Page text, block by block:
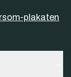
plakaten